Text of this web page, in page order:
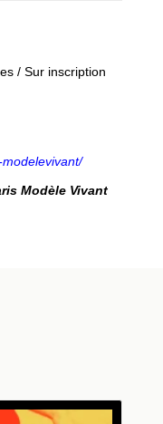
/ Sur inscription
Modèle Vivant